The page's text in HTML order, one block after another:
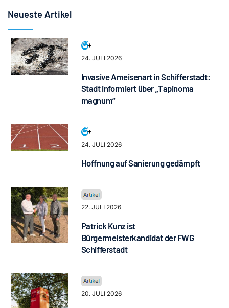
Neueste Artikel
24. JULI 2026
Invasive Ameisenart in Schifferstadt:
Stadt informiert über „Tapinoma
magnum“
24. JULI 2026
Hoffnung auf Sanierung gedämpft
22. JULI 2026
Patrick Kunz ist
Bürgermeisterkandidat der FWG
Schifferstadt
20. JULI 2026